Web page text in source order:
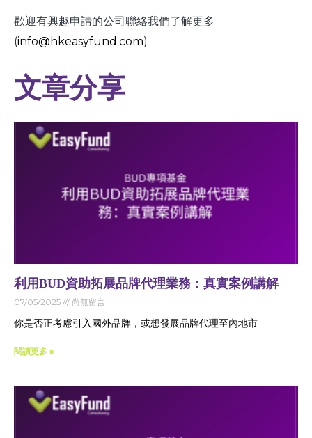
歡迎有興趣申請的公司聯絡我們了解更多
(info@hkeasyfund.com)
文章分享
利用BUD資助拓展品牌代理業務：真實案例講解
07/05/2025 尚無留言
你是否正考慮引入國外品牌，或想發展品牌代理至內地市
閱讀更多 »